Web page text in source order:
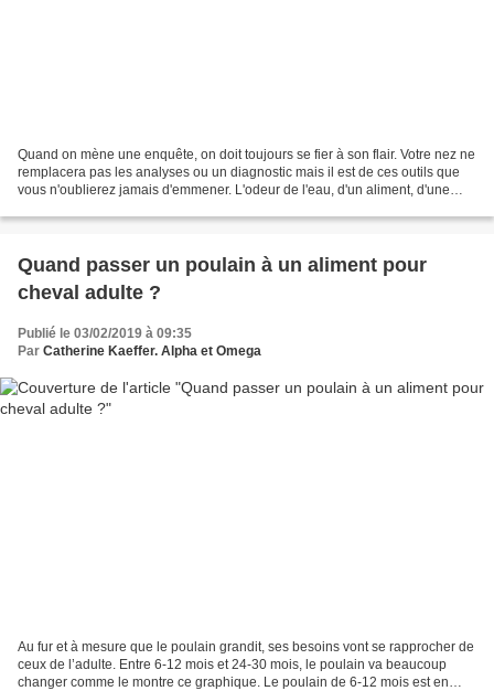
Quand on mène une enquête, on doit toujours se fier à son flair. Votre nez ne
remplacera pas les analyses ou un diagnostic mais il est de ces outils que
vous n'oublierez jamais d'emmener. L'odeur de l'eau, d'un aliment, d'une
Quand passer un poulain à un aliment pour
cheval adulte ?
Publié le 03/02/2019 à 09:35
Par Catherine Kaeffer. Alpha et Omega
Au fur et à mesure que le poulain grandit, ses besoins vont se rapprocher de
ceux de l’adulte. Entre 6-12 mois et 24-30 mois, le poulain va beaucoup
changer comme le montre ce graphique. Le poulain de 6-12 mois est en